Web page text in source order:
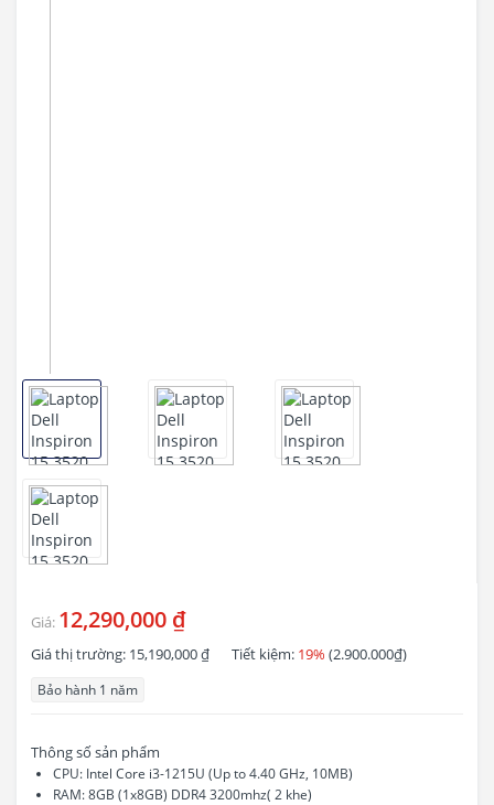
Giá: 12,290,000 ₫
Giá thị trường: 15,190,000 ₫ Tiết kiệm: 19% (2.900.000₫)
Bảo hành 1 năm
Thông số sản phẩm
CPU: Intel Core i3-1215U (Up to 4.40 GHz, 10MB)
RAM: 8GB (1x8GB) DDR4 3200mhz( 2 khe)